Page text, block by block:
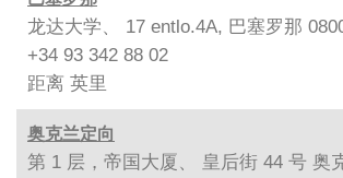
龙达大学、 17 entlo.4A, 巴塞罗那
+34 93 342 88 02
距离 英里
奥克兰定向
第 1 层，帝国大厦、 皇后街 44 号 奥